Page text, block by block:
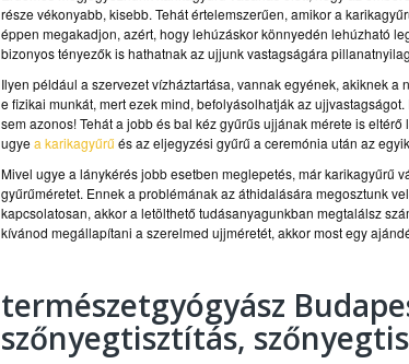
része vékonyabb, kisebb. Tehát értelemszerűen, amikor a
éppen megakadjon, azért, hogy lehúzáskor könnyedén lehúzható
bizonyos tényezők is hathatnak az ujjunk vastagságára
Ilyen például a szervezet vízháztartása, vannak egyének, akiknek
e fizikai munkát, mert ezek mind, befolyásolhatják az
sem azonos! Tehát a jobb és bal kéz gyűrűs ujjának mérete is
ugyea karikagyűrű és az eljegyzési gyűrű a ceremónia után az
Mivel ugye a lánykérés jobb esetben meglepetés, már karikagyűrű
gyűrűméretet. Ennek a problémának az áthidalására megosztunk
kapcsolatosan, akkor a letölthető tudásanyagunkban megtalálsz
kívánod megállapítani a szerelmed ujjméretét, akkor most egy
természetgyógyász
szőnyegtisztítás,